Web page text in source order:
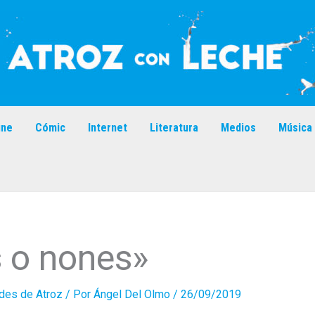
Cómic Internet Literatura Medios Música
nones»
de Atroz / Por Ángel Del Olmo / 26/09/2019